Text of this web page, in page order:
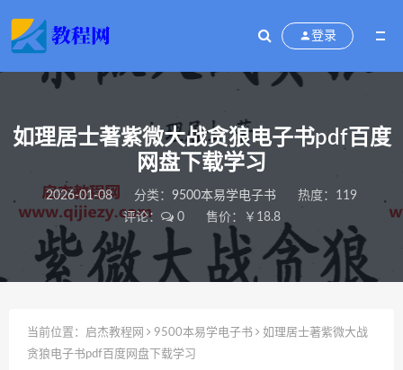
登录
如理居士著紫微大战贪狼电子书pdf百度
网盘下载学习
2026-01-08 分类： 9500本易学电子书
热度：119
评论：
0 售价：￥18.8
当前位置： 启杰教程网 9500本易学电子书
如理居士著紫微大战
贪狼电子书pdf百度网盘下载学习